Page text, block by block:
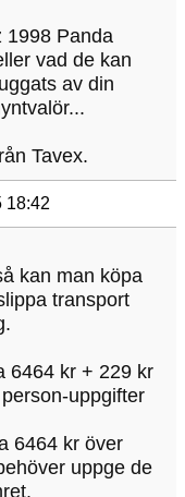
1998 Panda
vad de kan
av din
Tavex.
18:42
kan man köpa
transport
6464 kr + 229 kr
uppgifter
6464 kr över
uppge de